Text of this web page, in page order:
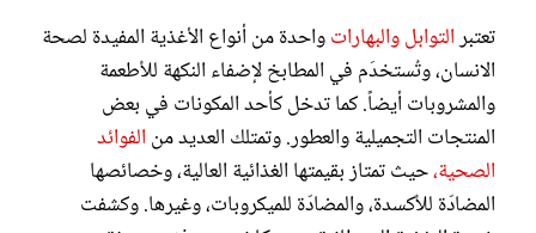
عشبة الميرمية
الكركم يقي من خطر السرطان وأمراض الشيخوخة
تعتبرالتوابل والبهاراتواحدة من أنواع الأغذية المفيدة لصحة
الانسان، وتُستخدَم في المطابخ لإضفاء النكهة للأطعمة
والمشروبات أيضاً. كما تدخل كأحد المكونات في بعض
المنتجات التجميلية والعطور. وتمتلك العديد من الفوائد
الصحية،حيث تمتاز بقيمتها الغذائية العالية، وخصائصها
المضادّة للأكسدة، والمضادّة للميكروبات، وغيرها. وكشفت
مجلة سيدتي
غلاف رفمي